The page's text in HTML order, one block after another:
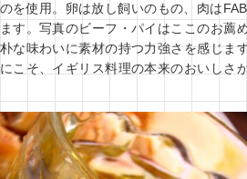
を使用。卵は放し飼いのもの、肉は
す。写真のビーフ・パイはここのお薦
な味わいに素材の持つ力強さを感じま
こそ、イギリス料理の本来のおいしさ